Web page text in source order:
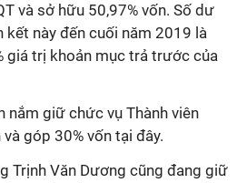
và sở hữu 50,97% vốn. Số dư
này đến cuối năm 2019 là
giá trị khoản mục trả trước của
nắm giữ chức vụ Thành viên
góp 30% vốn tại đây.
Trịnh Văn Dương cũng đang giữ